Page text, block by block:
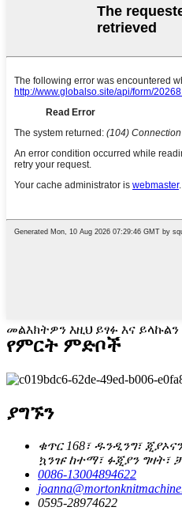
መልእክትዎን እዚህ ይፃፉ እና ይላኩልን
የምርት ምድቦች
ያግኙን
ቁጥር 168፣ ዱንዲንግ፣
ኳንዡ ከተማ፣ ፉጂያን ግዛት፣
0086-13004894622
0595-28974622